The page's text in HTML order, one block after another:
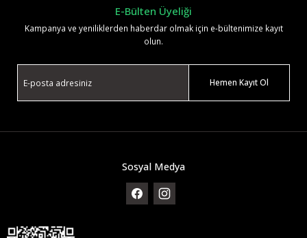
E-Bülten Üyeliği
Kampanya ve yeniliklerden haberdar olmak için e-bültenimize kayıt
olun.
Hemen Kayıt Ol
Sosyal Medya